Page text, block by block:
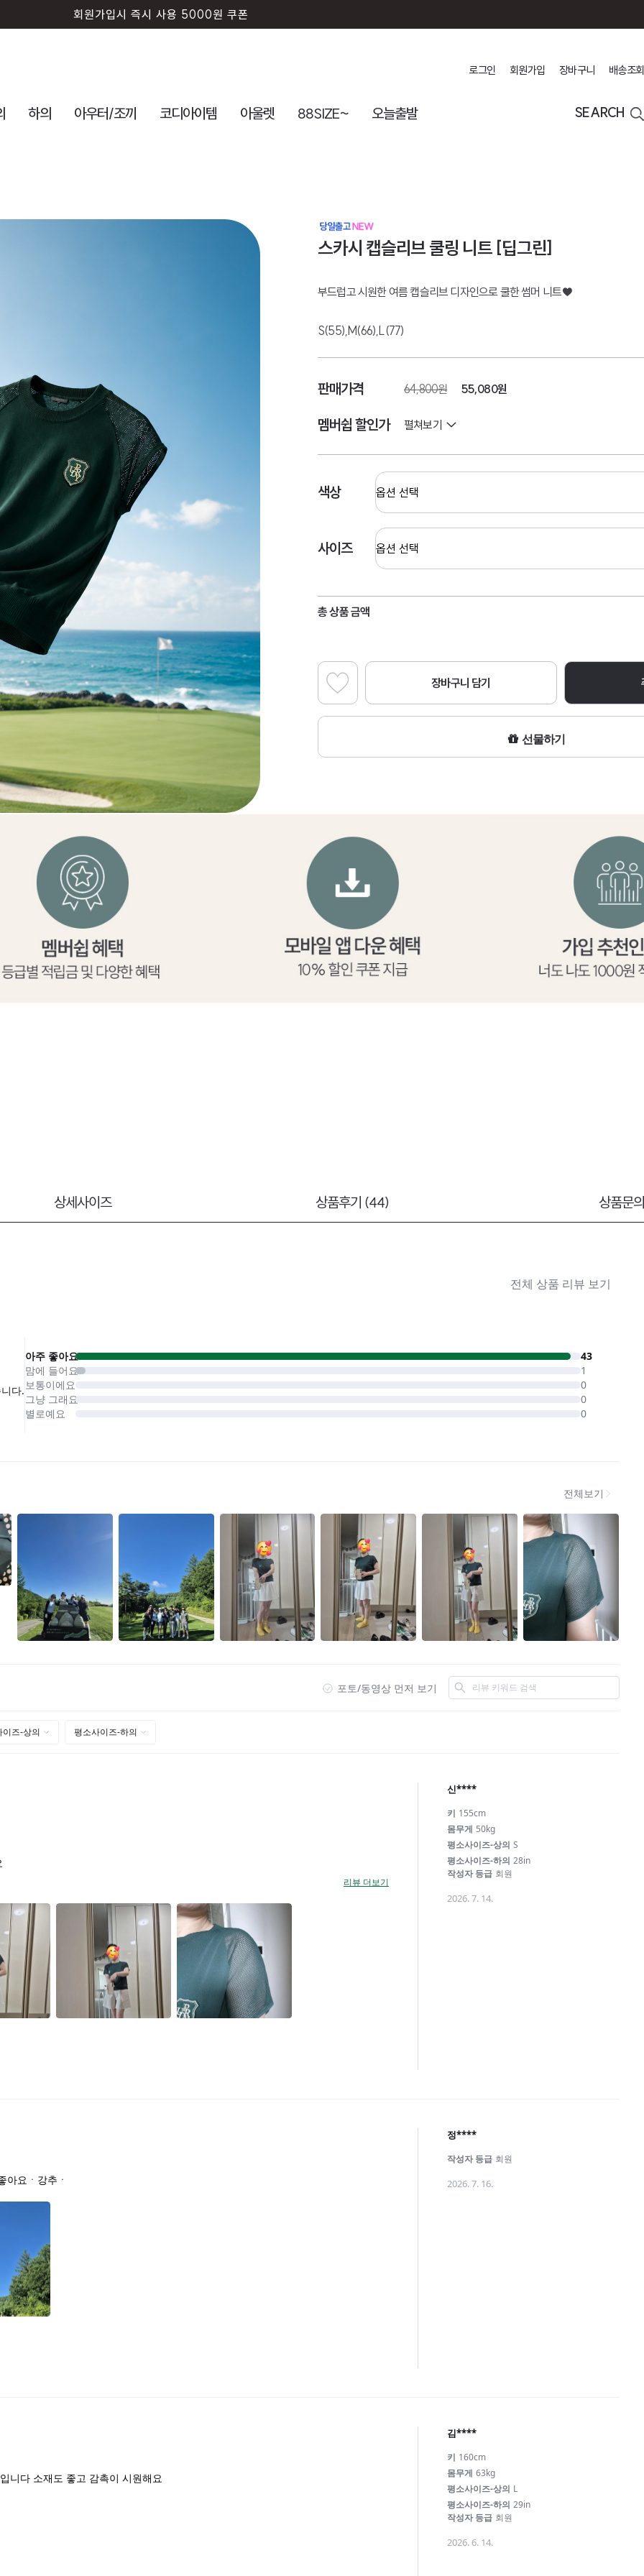
회원가입시 즉시 사용 5000원 쿠폰
로그인 회원가입 장바구니 배송조회
하의 아우터/조끼 코디아이템 아울렛 88SIZE~ 오늘출발 SEARCH
스카시 캡슬리브 쿨링 니트 [딥그린]
부드럽고 시원한 여름 캡슬리브 디자인으로 쿨한 썸머 니트♥
S(55),M(66),L(77)
판매가격 64,800원 55,080원
멤버쉽 할인가 펼쳐보기
색상
사이즈
총 상품 금액
장바구니 담기
선물하기
상세사이즈 상품후기 (44) 상품문의